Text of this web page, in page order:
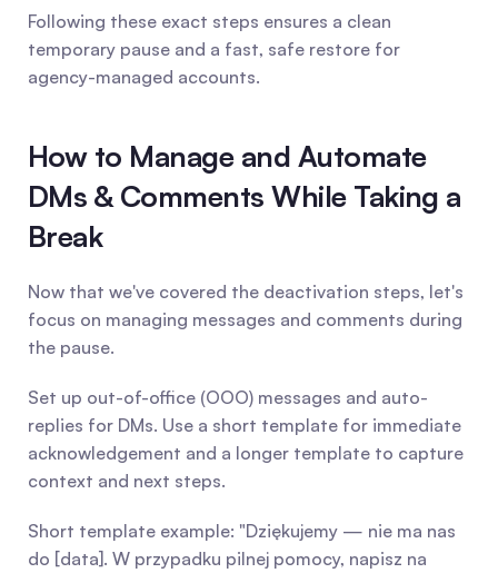
Following these exact steps ensures a clean
temporary pause and a fast, safe restore for
agency-managed accounts.
How to Manage and Automate
DMs & Comments While Taking a
Break
Now that we've covered the deactivation steps, let's
focus on managing messages and comments during
the pause.
Set up out-of-office (OOO) messages and auto-
replies for DMs. Use a short template for immediate
acknowledgement and a longer template to capture
context and next steps.
Short template example: "Dziękujemy — nie ma nas